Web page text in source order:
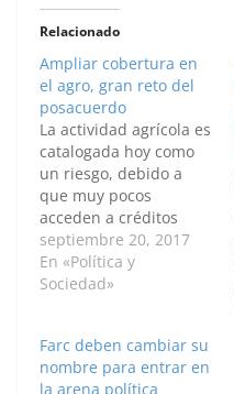
Relacionado
Ampliar cobertura en
el agro, gran reto del
posacuerdo
La actividad agrícola es
catalogada hoy como
un riesgo, debido a
que muy pocos
acceden a créditos
agropecuarios. Según
cifras del Censo
Nacional Agropecuario,
familias rurales ha
recibido asistencia
septiembre 20, 2017
En «Política y
Sociedad»
Farc deben cambiar su
nombre para entrar en
la arena política